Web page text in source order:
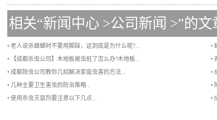
相关“新闻中心 >公司新闻 >”的文
• 老人说杀蟑螂时不要用脚踩，这到底是为什么呢?...
•
• 【成都杀虫公司】木地板被虫蛀了怎么办?木地板...
•
• 成都除虫公司教你几招解决家庭虫害的方法...
•
• 几种主要卫生害虫的防治策略...
•
• 使用杀虫灭鼠剂要注意以下几点...
•